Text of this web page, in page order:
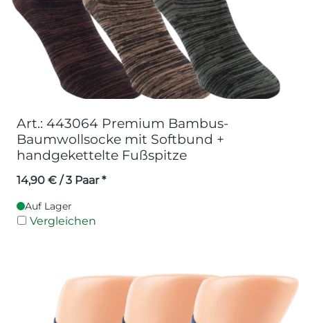
Art.: 443064 Premium Bambus-
Baumwollsocke mit Softbund +
handgekettelte Fußspitze
14,90 € / 3 Paar *
Auf Lager
Vergleichen